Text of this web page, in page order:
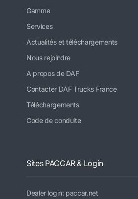
Gamme
Services
Actualités et téléchargements
Nous rejoindre
A propos de DAF
Contacter DAF Trucks France
Téléchargements
Code de conduite
Sites PACCAR & Login
Dealer login: paccar.net